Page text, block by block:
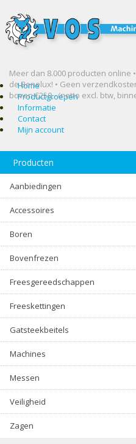
Meer dan 8.000 producten online
de Benelux! • Geen
boven €250,- (netto excl. btw,
Home
Productgroepen
Informatie
Contact
Mijn account
Producten
Aanbiedingen
Accessoires
Boren
Bovenfrezen
Freesgereedschappen
Freeskettingen
Gatsteekbeitels
Machines
Messen
Veiligheid
Zagen